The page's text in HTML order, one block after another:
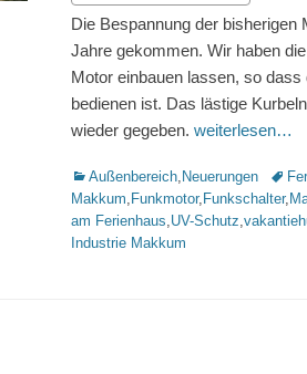
Die Bespannung der
Jahre gekommen. Wir haben
Motor einbauen lassen, so
bedienen ist. Das lästige
wieder gegeben. weiterlesen…
Kategorien
Außenbereich, Neuerungen
Makkum, Funkmotor, Funkschalter,
am Ferienhaus,UV-Schutz,
Industrie Makkum